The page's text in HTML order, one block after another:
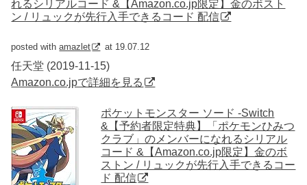
れるシリアルコード &【Amazon.co.jp限定】金のボスト
ン / リュックが先行入手できるコード 配信
posted withamazlet at 19.07.12
任天堂 (2019-11-15)
Amazon.co.jpで詳細を見る
ポケットモンスター ソード -Switch
&【予約者限定特典】「ポケモンひみつ
クラブ」のメンバーになれるシリアル
コード &【Amazon.co.jp限定】金のボ
ストン / リュックが先行入手できるコー
ド 配信